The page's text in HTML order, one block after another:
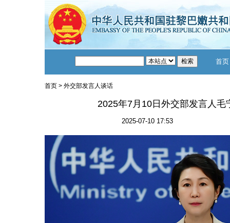
首页
首页> 外交部发言人谈话
2025年7月10日外交部发言人毛
2025-07-10 17:53